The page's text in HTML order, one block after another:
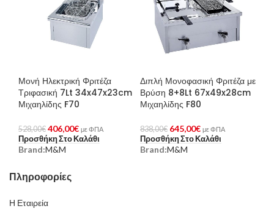
Μονή Ηλεκτρική Φριτέζα
Τριφασική 7Lt 34x47x23cm
Μιχαηλίδης F70
528,00€ 406,00€ με ΦΠΑ
Προσθήκη Στο Καλάθι
Brand:M&M
Διπλή Μονοφασική Φριτέζα με
Βρύση 8+8Lt 67x49x28cm
Μιχαηλίδης F80
838,00€ 645,00€ με ΦΠΑ
Προσθήκη Στο Καλάθι
Brand:M&M
Πληροφορίες
Η Εταιρεία